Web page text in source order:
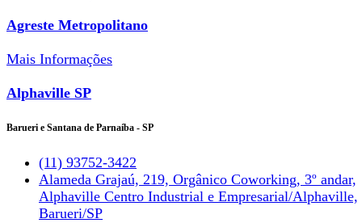
Agreste Metropolitano
Mais Informações
Alphaville SP
Barueri e Santana de Parnaíba - SP
(11) 93752-3422
Alameda Grajaú, 219, Orgânico Coworking, 3º andar,
Alphaville Centro Industrial e Empresarial/Alphaville,
Barueri/SP